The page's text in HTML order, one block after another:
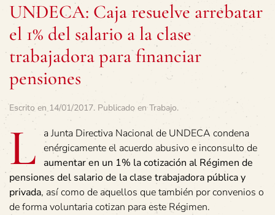
UNDECA: Caja resuelve arrebatar
el 1% del salario a la clase
trabajadora para financiar
pensiones
Escrito en14/01/2017. Publicado en Trabajo.
L
a Junta Directiva Nacional de UNDECA condena
enérgicamente el acuerdo abusivo e inconsulto de
aumentar en un 1% la cotización al Régimen de
pensiones del salario de la clase trabajadora pública y
privada, así como de aquellos que también por convenios o
de forma voluntaria cotizan para este Régimen.